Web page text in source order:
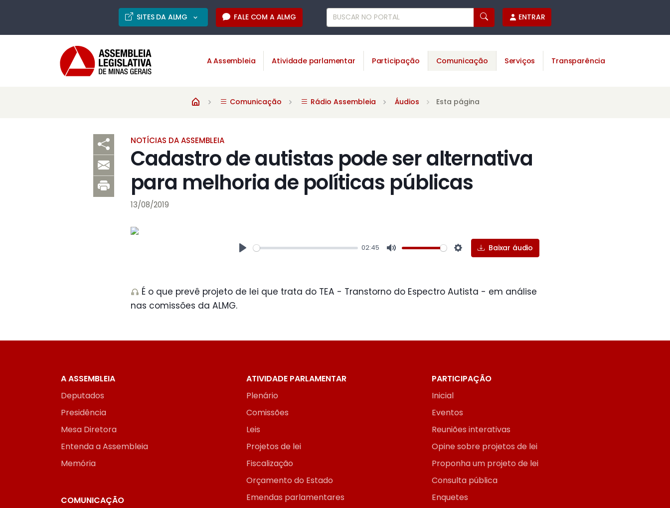
SITES DA ALMG FALE COM A ALMG ENTRAR
A Assembleia Atividade parlamentar Participação Comunicação Serviços Transparência
Comunicação Rádio Assembleia Áudios Esta página
NOTÍCIAS DA ASSEMBLEIA
Cadastro de autistas pode ser alternativa
para melhoria de políticas públicas
13/08/2019
02:45
Settings
Baixar áudio
É o que prevê projeto de lei que trata do TEA - Transtorno do Espectro Autista - em análise
nas comissões da ALMG.
A ASSEMBLEIA
Deputados
Presidência
Mesa Diretora
Entenda a Assembleia
Memória
ATIVIDADE PARLAMENTAR
Plenário
Comissões
Leis
Projetos de lei
Fiscalização
Orçamento do Estado
Emendas parlamentares
PARTICIPAÇÃO
Inicial
Eventos
Reuniões interativas
Opine sobre projetos de lei
Proponha um projeto de lei
Consulta pública
Enquetes
COMUNICAÇÃO